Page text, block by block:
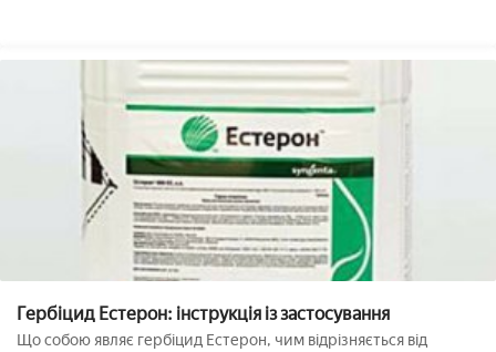
Гербіцид Естерон: інструкція із застосування
Що собою являє гербіцид Естерон, чим відрізняється від